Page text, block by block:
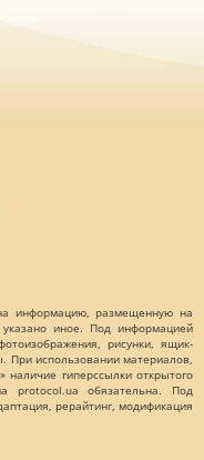
информацию, размещенную на
иное. Под информацией
рисунки, ящик-
При использовании материалов,
гиперссылки открытого
protocol.ua обязательна. Под
рерайтинг, модификация